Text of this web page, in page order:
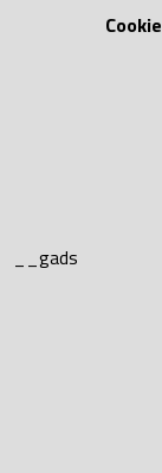
Cookie
__gads